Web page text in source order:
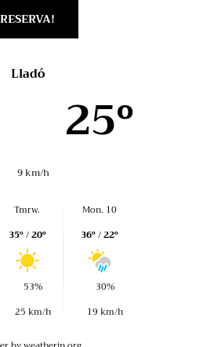
RESERVA!
Lladó
25º
9 km/h
Tmrw.
35º / 20º
53%
25 km/h
Mon. 10
36º / 22º
30%
19 km/h